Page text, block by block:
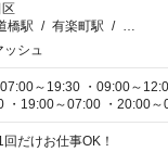
橋駅 / 有楽町駅 / …
ッシュ
～19:30 ・09:00～
・19:00～07:00 ・20:00
※シフトはだけお仕事OK！